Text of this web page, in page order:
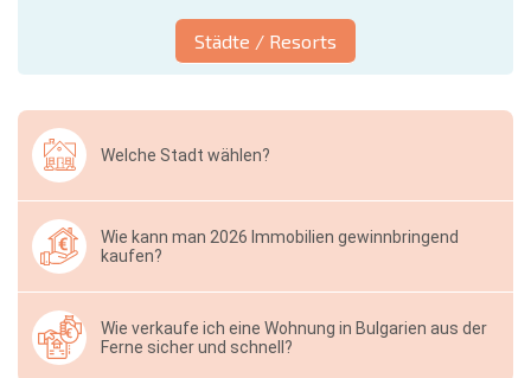
Städte / Resorts
Welche Stadt wählen?
Wie kann man 2026 Immobilien gewinnbringend
kaufen?
Wie verkaufe ich eine Wohnung in Bulgarien aus der
Ferne sicher und schnell?